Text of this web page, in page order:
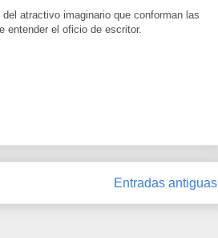
atractivo imaginario que conforman las
entender el oficio de escritor.
Entradas antiguas